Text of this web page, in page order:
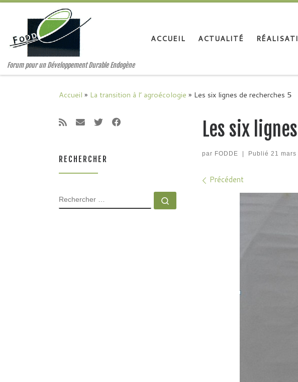
Passer au contenu
Forum pour un Développement Durable Endogène
ACCUEIL ACTUALITÉ
Accueil » La transition à l’ agroécologie » Les six lignes de recherches 5
Les six
par FODDE Publié 21 mars
Navigation des
Précédent
RECHERCHER
RECHERCHER